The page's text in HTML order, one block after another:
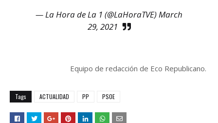
— La Hora de La 1 (@LaHoraTVE)March
29, 2021
Equipo de redacción de Eco Republicano.
Tags ACTUALIDAD PP PSOE